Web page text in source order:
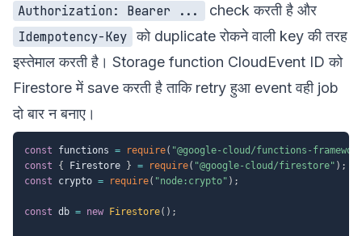
Authorization: Bearer ...
check करती है और
Idempotency-Key को duplicate रोकने वाली key की तरह
इस्तेमाल करती है। Storage function CloudEvent ID को
Firestore में save करती है ताकि retry हुआ event वही job
दो बार न बनाए।
const functions = require( "@google-cloud/functions-
const
{ Firestore } = require( "@google-cloud/firestore" ) ;
const crypto = require( "node:crypto" ) ;
const db = new Firestore( ) ;